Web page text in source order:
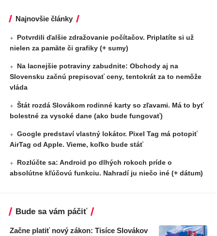
Najnovšie články
Potvrdili ďalšie zdražovanie počítačov. Priplatíte si už
nielen za pamäte či grafiky (+ sumy)
Na lacnejšie potraviny zabudnite: Obchody aj na
Slovensku začnú prepisovať ceny, tentokrát za to nemôže
vláda
Štát rozdá Slovákom rodinné karty so zľavami. Má to byť
bolestné za vysoké dane (ako bude fungovať)
Google predstaví vlastný lokátor. Pixel Tag má potopiť
AirTag od Apple. Vieme, koľko bude stáť
Rozlúčte sa: Android po dlhých rokoch príde o
absolútne kľúčovú funkciu. Nahradí ju niečo iné (+ dátum)
Bude sa vám páčiť
Začne platiť nový zákon: Tisíce Slovákov